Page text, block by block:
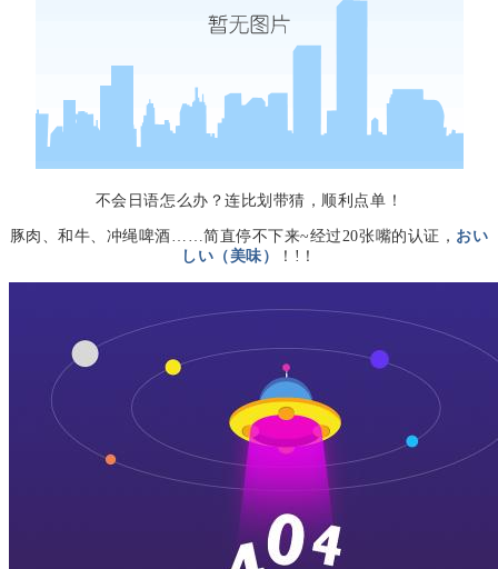
不会日语怎么办？连比划带猜，顺利点单！
豚肉、和牛、冲绳啤酒……简直停不下来~经过20张嘴的认证， おい
しい（美味）
！!！